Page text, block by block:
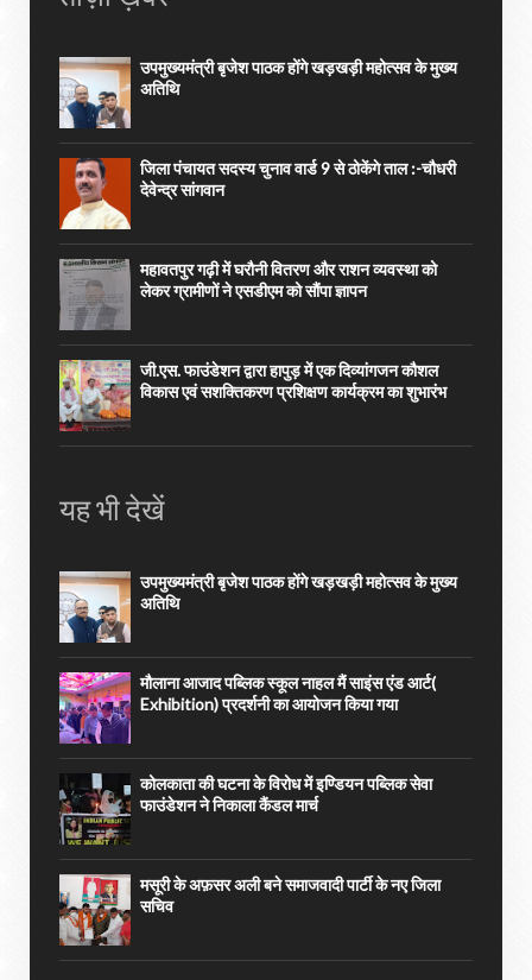
उपमुख्यमंत्री बृजेश पाठक होंगे खड़खड़ी महोत्सव के मुख्य
अतिथि
जिला पंचायत सदस्य चुनाव वार्ड 9 से ठोकेंगे ताल :-चौधरी
देवेन्द्र सांगवान
महावतपुर गढ़ी में घरौनी वितरण और राशन व्यवस्था को
लेकर ग्रामीणों ने एसडीएम को सौंपा ज्ञापन
जी.एस. फाउंडेशन द्वारा हापुड़ में एक दिव्यांगजन कौशल
विकास एवं सशक्तिकरण प्रशिक्षण कार्यक्रम का शुभारंभ
यह भी देखें
उपमुख्यमंत्री बृजेश पाठक होंगे खड़खड़ी महोत्सव के मुख्य
अतिथि
मौलाना आजाद पब्लिक स्कूल नाहल मैं साइंस एंड आर्ट(
Exhibition) प्रदर्शनी का आयोजन किया गया
कोलकाता की घटना के विरोध में इण्डियन पब्लिक सेवा
फाउंडेशन ने निकाला कैंडल मार्च
मसूरी के अफ़सर अली बने समाजवादी पार्टी के नए जिला
सचिव